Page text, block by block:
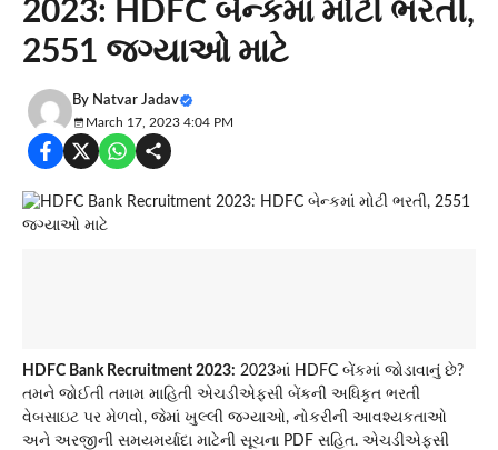
2023: HDFC બેન્કમાં મોટી ભરતી,
2551 જગ્યાઓ માટે
By Natvar Jadav
March 17, 2023 4:04 PM
HDFC Bank Recruitment 2023: 2023માં HDFC બેંકમાં જોડાવાનું છે?
તમને જોઈતી તમામ માહિતી એચડીએફસી બેંકની અધિકૃત ભરતી
વેબસાઇટ પર મેળવો, જેમાં ખુલ્લી જગ્યાઓ, નોકરીની આવશ્યકતાઓ
અને અરજીની સમયમર્યાદા માટેની સૂચના PDF સહિત. એચડીએફસી